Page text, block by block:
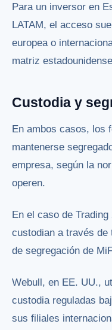
Para un inversor en
LATAM, el acceso
europea o
matriz
Custodia y
En ambos casos, los
mantenerse
empresa, según la
operen.
En el caso de
custodian a través
de segregación de
Webull, en EE. UU.,
custodia reguladas
sus filiales